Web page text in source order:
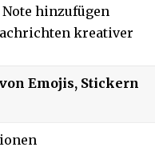
hinzufügen
kreativer
Emojis, Stickern